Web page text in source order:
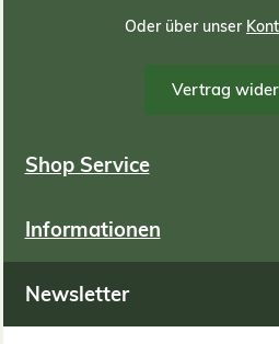
Oder über unser
Vertrag
Shop Service
Informationen
Newsletter